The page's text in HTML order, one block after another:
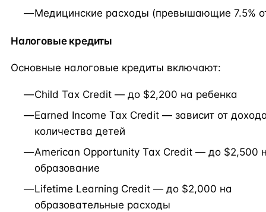
Медицинские расходы (превышающие 7.5%
Налоговые кредиты
Основные налоговые кредиты включают:
Child Tax Credit — до $2,200 на ребенка
Earned Income Tax Credit — зависит от
количества детей
American Opportunity Tax Credit — до $2,500
образование
Lifetime Learning Credit — до $2,000 на
образовательные расходы